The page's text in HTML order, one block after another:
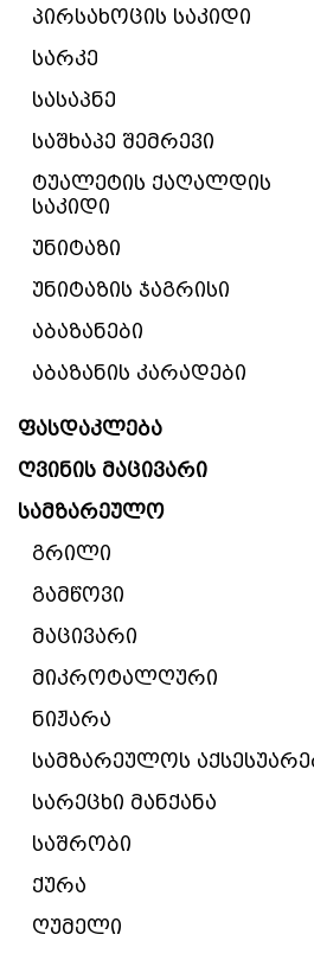
პირსახოცის საკიდი
სარკე
სასაპნე
საშხაპე შემრევი
ტუალეტის ქაღალდის
საკიდი
უნიტაზი
უნიტაზის ჯაგრისი
აბაზანები
აბაზანის კარადები
ფასდაკლება
ღვინის მაცივარი
სამზარეულო
გრილი
გამწოვი
მაცივარი
მიკროტალღური
ნიჟარა
სამზარეულოს
სარეცხი მანქანა
საშრობი
ქურა
ღუმელი